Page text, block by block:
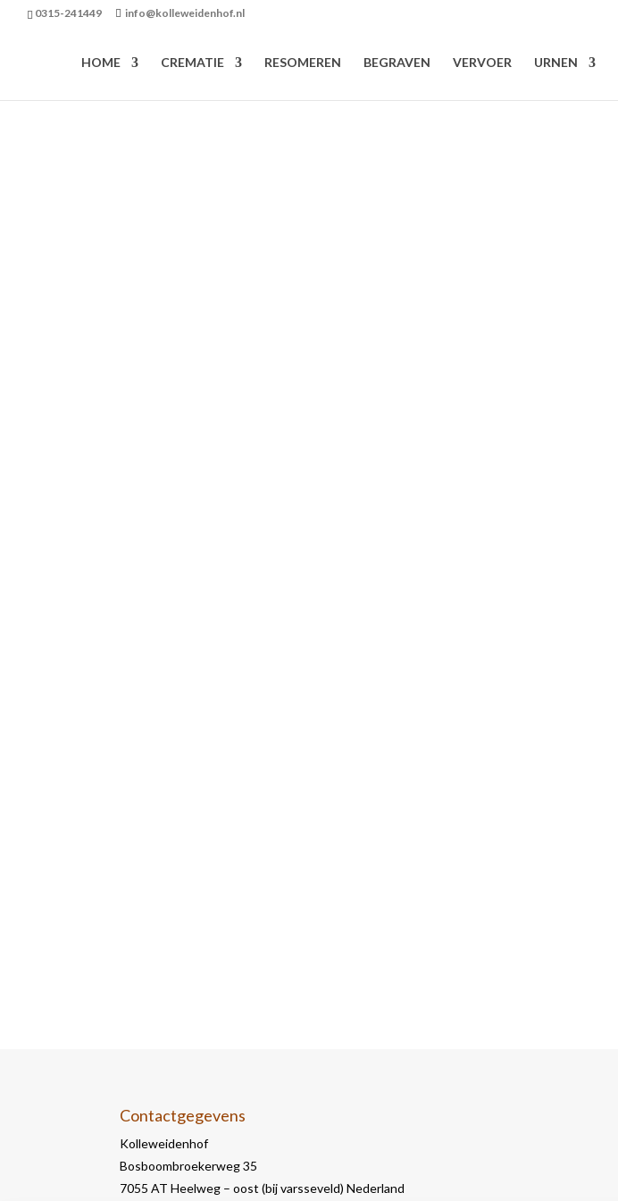
0315-241449 info@kolleweidenhof.nl
HOME CREMATIE RESOMEREN BEGRAVEN VERVOER URNEN
Contactgegevens
Kolleweidenhof
Bosboombroekerweg 35
7055 AT Heelweg – oost (bij varsseveld) Nederland